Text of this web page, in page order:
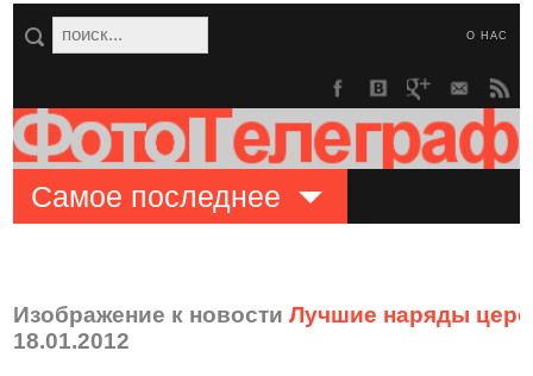
О НАС
Самое последнее
Изображение к новостиЛучшие наряды
18.01.2012